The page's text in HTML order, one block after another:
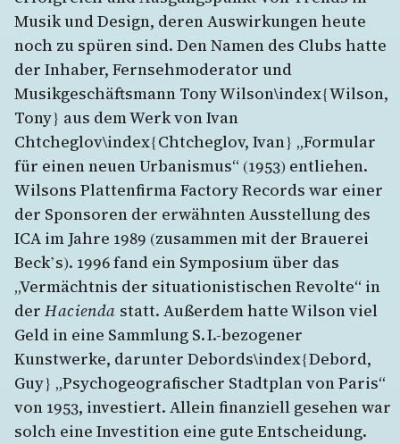
Musik und Design, deren Auswirkungen heute
noch zu spüren sind. Den Namen des Clubs hatte
der Inhaber, Fernsehmoderator und
Musikgeschäftsmann Tony Wilson\index{Wilson,
Tony} aus dem Werk von Ivan
Chtcheglov\index{Chtcheglov, Ivan} „Formular
für einen neuen Urbanismus“ (1953) entliehen.
Wilsons Plattenfirma Factory Records war einer
der Sponsoren der erwähnten Ausstellung des
ICA im Jahre 1989 (zusammen mit der Brauerei
Beck’s). 1996 fand ein Symposium über das
„Vermächtnis der situationistischen Revolte“ in
derHacienda statt. Außerdem hatte Wilson viel
Geld in eine Sammlung S. I.-bezogener
Kunstwerke, darunter Debords\index{Debord,
Guy} „Psychogeografischer Stadtplan von Paris“
von 1953, investiert. Allein finanziell gesehen war
solch eine Investition eine gute Entscheidung.